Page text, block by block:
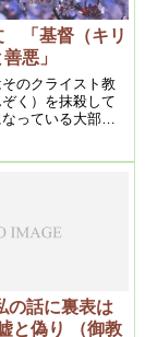
「基督（キリ
悪」
のクライスト教
く）を抹殺して
っている大部分
ふくいん）書拝
浄霊で、その為
創立したのであ
は霊と心を浄
のは出来ないか
の話に裏表は
と偽り （御教